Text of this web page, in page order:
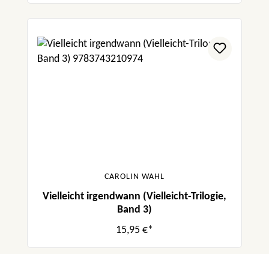
CAROLIN WAHL
Vielleicht irgendwann (Vielleicht-Trilogie,
Band 3)
15,95 €*